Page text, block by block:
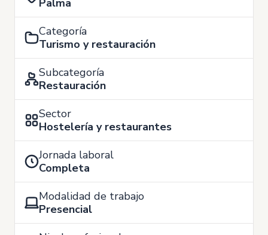
Palma
Categoría
Turismo y restauración
Subcategoría
Restauración
Sector
Hostelería y restaurantes
Jornada laboral
Completa
Modalidad de trabajo
Presencial